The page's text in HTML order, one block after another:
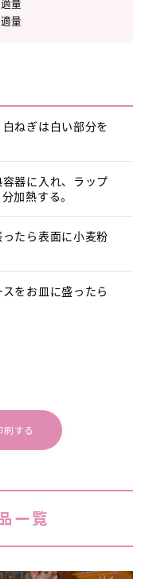
量
量
ねぎは白い部分を
器に入れ、ラップ
加熱する。
たら表面に小麦粉
をお皿に盛ったら
刷する
一覧